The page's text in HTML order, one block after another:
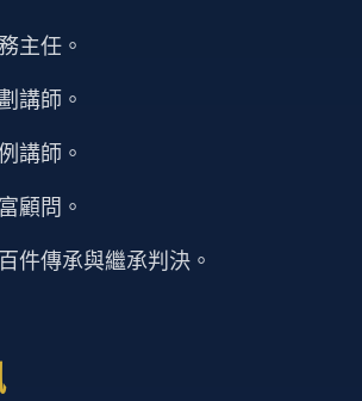
主任。
講師。
講師。
顧問。
件傳承與繼承判決。